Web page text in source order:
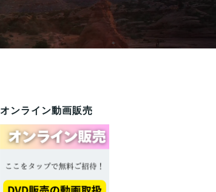
オンライン動画販売